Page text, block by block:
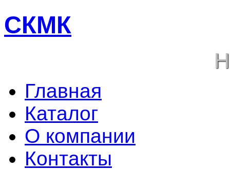
СКМК
Главная
Каталог
О компании
Контакты